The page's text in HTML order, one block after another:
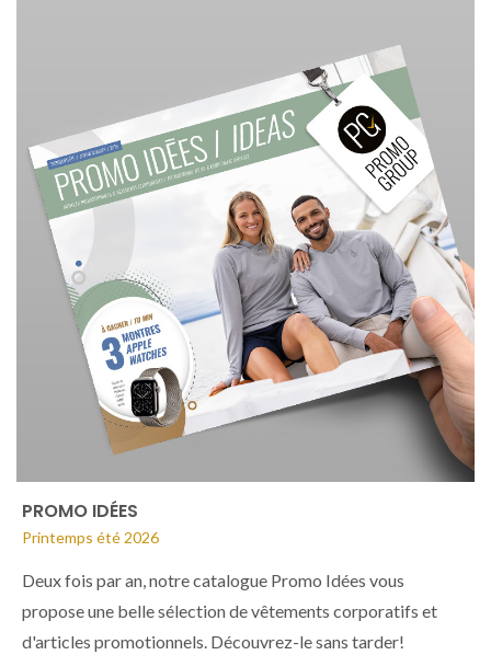
PROMO IDÉES
Printemps été 2026
Deux fois par an, notre catalogue Promo Idées vous
propose une belle sélection de vêtements corporatifs et
d'articles promotionnels. Découvrez-le sans tarder!